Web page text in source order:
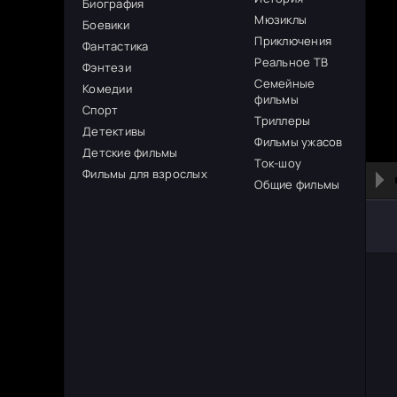
Биография
Боевики
Фантастика
Фэнтези
Комедии
Спорт
Детективы
Детские фильмы
Фильмы для взрослых
Мюзиклы
Приключения
Реальное ТВ
Семейные
фильмы
Триллеры
Фильмы ужасов
Ток-шоу
Общие фильмы